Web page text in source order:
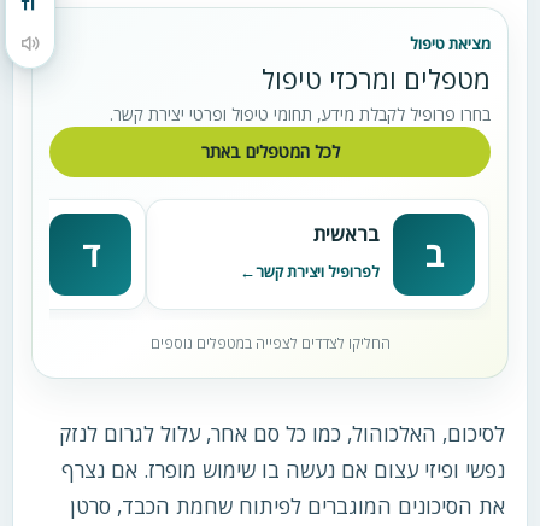
מתג גודל גופן
הקראת תוכן העמוד מציאת טיפול
מטפלים ומרכזי טיפול
בחרו פרופיל לקבלת מידע, תחומי טיפול ופרטי יצירת קשר.
לכל המטפלים באתר
ב בראשית
לפרופיל ויצירת קשר ד
החליקו לצדדים לצפייה במטפלים נוספים
לסיכום, האלכוהול, כמו כל סם אחר, עלול לגרום לנזק
נפשי ופיזי עצום אם נעשה בו שימוש מופרז. אם נצרף
את הסיכונים המוגברים לפיתוח שחמת הכבד, סרטן